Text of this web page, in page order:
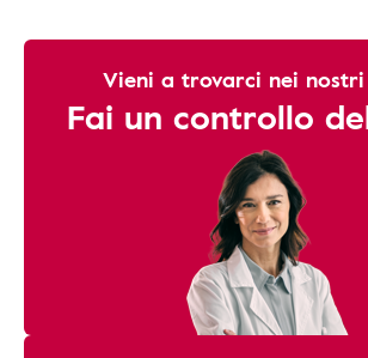
Vieni a trovarci nei
Fai un controllo